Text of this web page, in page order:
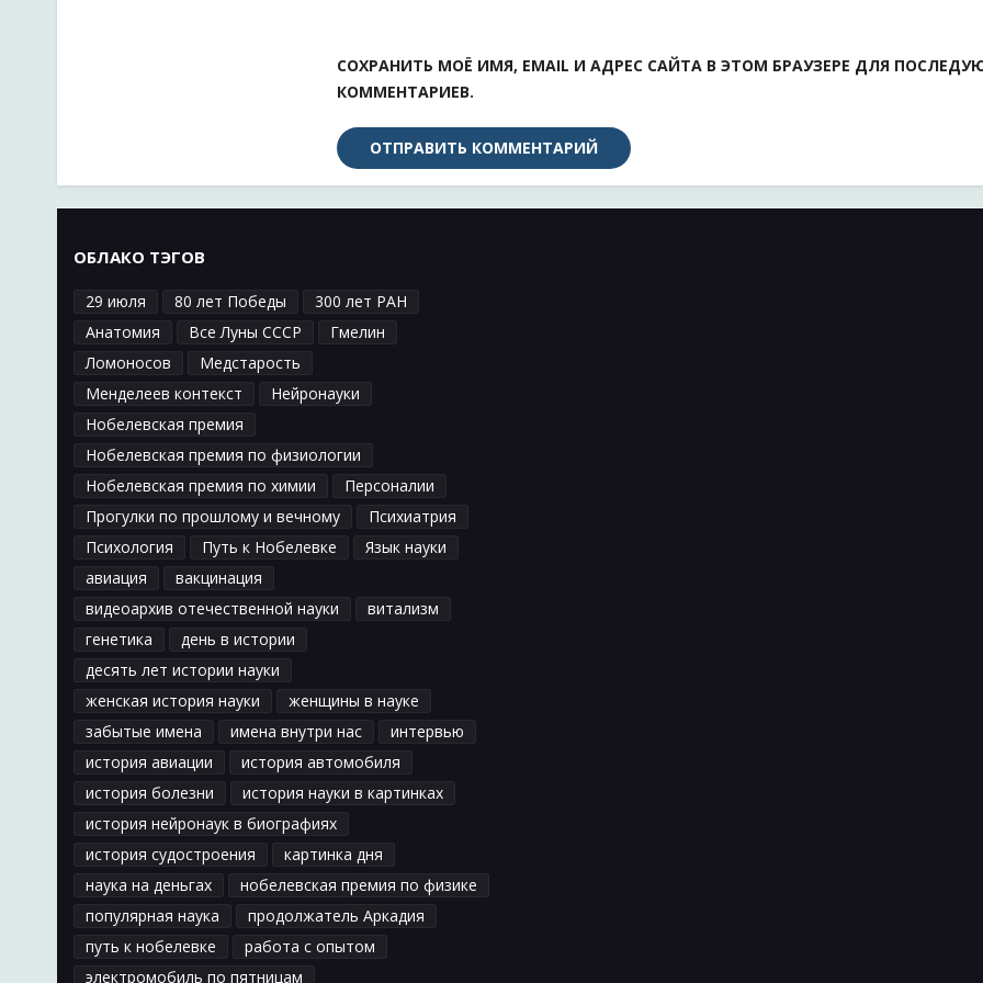
СОХРАНИТЬ МОЁ ИМЯ, EMAIL И АДРЕС САЙТА В ЭТОМ БРАУЗЕРЕ ДЛЯ
КОММЕНТАРИЕВ.
ОБЛАКО ТЭГОВ
29 июля 80 лет Победы
300 лет РАН
Анатомия
Все Луны СССР
Гмелин
Ломоносов
Медстарость
Менделеев контекст
Нейронауки
Нобелевская премия
Нобелевская премия по физиологии
Нобелевская премия по химии
Персоналии
Прогулки по прошлому и вечному
Психиатрия
Психология
Путь к Нобелевке
Язык науки
авиация
вакцинация
видеоархив отечественной науки
витализм
генетика
день в истории
десять лет истории науки
женская история науки
женщины в науке
забытые имена
имена внутри нас
интервью
история авиации
история автомобиля
история болезни
история науки в картинках
история нейронаук в биографиях
история судостроения
картинка дня
наука на деньгах
нобелевская премия по физике
популярная наука
продолжатель Аркадия
путь к нобелевке
работа с опытом
электромобиль по пятницам